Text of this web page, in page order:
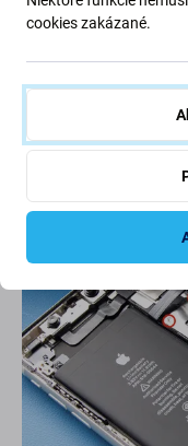
Step 6
cookies zakázané.